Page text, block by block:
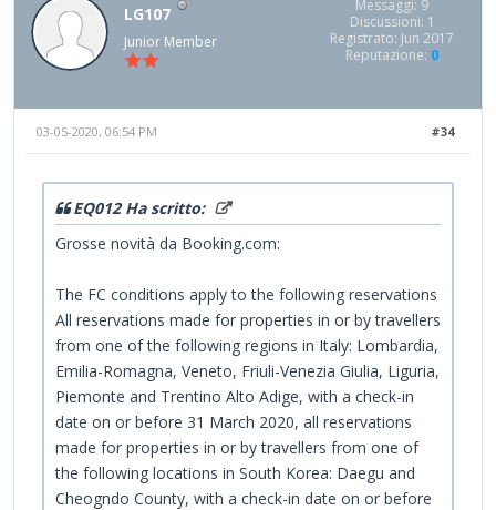
LG107
Junior Member
Messaggi: 9
Discussioni: 1
Registrato: Jun 2017
Reputazione: 0
#34
03-05-2020, 06:54 PM
EQ012 Ha scritto:
Grosse novità da Booking.com:
The FC conditions apply to the following reservations
All reservations made for properties in or by travellers
from one of the following regions in Italy: Lombardia,
Emilia-Romagna, Veneto, Friuli-Venezia Giulia, Liguria,
Piemonte and Trentino Alto Adige, with a check-in
date on or before 31 March 2020, all reservations
made for properties in or by travellers from one of
the following locations in South Korea: Daegu and
Cheogndo County, with a check-in date on or before